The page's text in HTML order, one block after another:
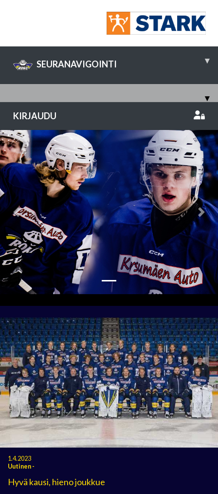
SEURANAVIGOINTI ▾
▾
KIRJAUDU
Previous
1.4.2023
Uutinen-
Hyvä kausi, hieno joukkue